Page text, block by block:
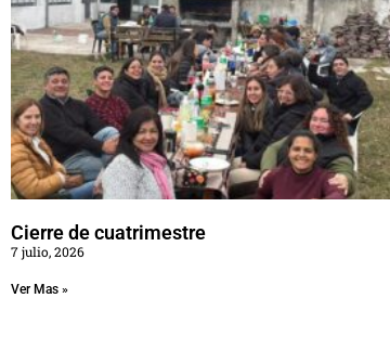
Cierre de cuatrimestre
7 julio, 2026
Ver Mas »